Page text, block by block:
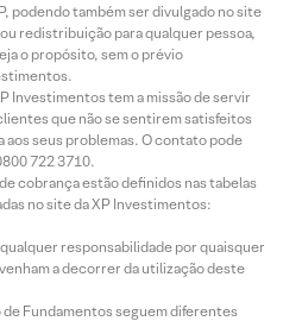
podendo também ser divulgado no site
redistribuição para qualquer pessoa,
o propósito, sem o prévio
Investimentos tem a missão de servir
que não se sentirem satisfeitos
aos seus problemas. O contato pode
722 3710.
cobrança estão definidos nas tabelas
no site da XP Investimentos:
responsabilidade por quaisquer
a decorrer da utilização deste
de Fundamentos seguem diferentes